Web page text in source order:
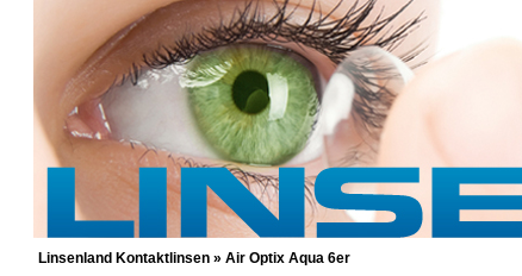
GÜNSTIGE KONTAKTLINSEN
Linsenland Kontaktlinsen » Air Optix Aqua 6er